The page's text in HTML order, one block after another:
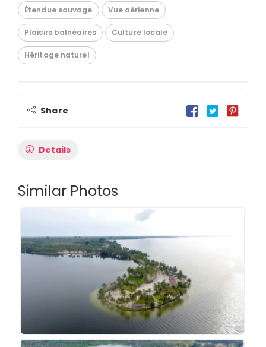
Étendue sauvage Vue aérienne
Plaisirs balnéaires Culture locale
Héritage naturel
Share
Details
Similar Photos